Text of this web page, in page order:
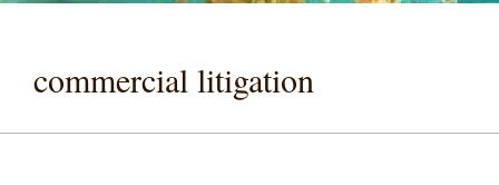
commercial litigation